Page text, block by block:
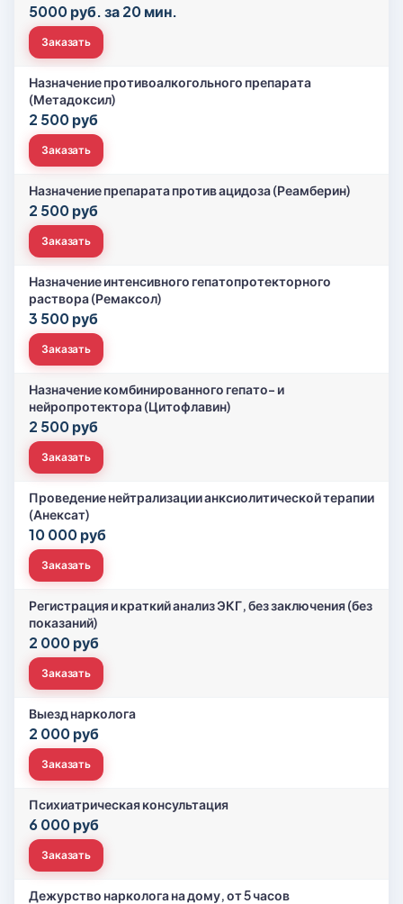
5000 руб. за 20 мин.
Заказать
Назначение противоалкогольного препарата
(Метадоксил)
2 500 руб
Заказать
Назначение препарата против ацидоза (Реамберин)
2 500 руб
Заказать
Назначение интенсивного гепатопротекторного
раствора (Ремаксол)
3 500 руб
Заказать
Назначение комбинированного гепато- и
нейропротектора (Цитофлавин)
2 500 руб
Заказать
Проведение нейтрализации анксиолитической терапии
(Анексат)
10 000 руб
Заказать
Регистрация и краткий анализ ЭКГ, без заключения (без
показаний)
2 000 руб
Заказать
Выезд нарколога
2 000 руб
Заказать
Психиатрическая консультация
6 000 руб
Заказать
Дежурство нарколога на дому, от 5 часов